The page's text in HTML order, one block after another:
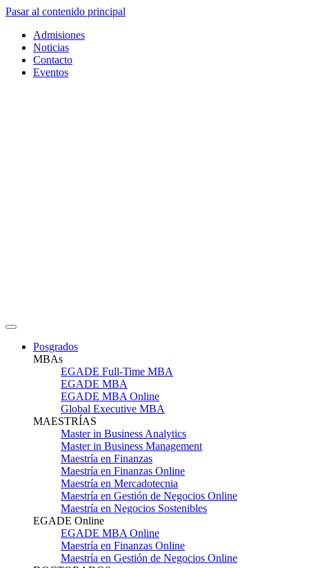
Pasar al contenido principal
Admisiones
Noticias
Contacto
Eventos
Posgrados
MBAs
EGADE Full-Time MBA
EGADE MBA
EGADE MBA Online
Global Executive MBA
MAESTRÍAS
Master in Business Analytics
Master in Business Management
Maestría en Finanzas
Maestría en Finanzas Online
Maestría en Mercadotecnia
Maestría en Gestión de Negocios Online
Maestría en Negocios Sostenibles
EGADE Online
EGADE MBA Online
Maestría en Finanzas Online
Maestría en Gestión de Negocios Online